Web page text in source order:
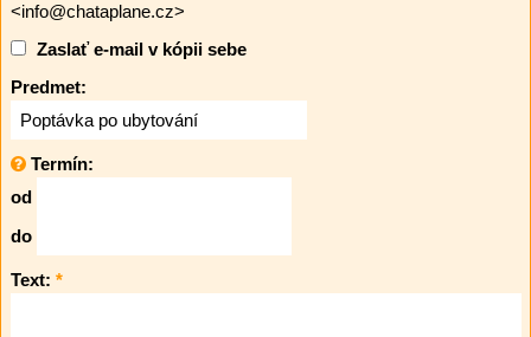
<info@chataplane.cz>
Zaslať e-mail v kópii sebe
Predmet:
Termín:
od
do
Text: *